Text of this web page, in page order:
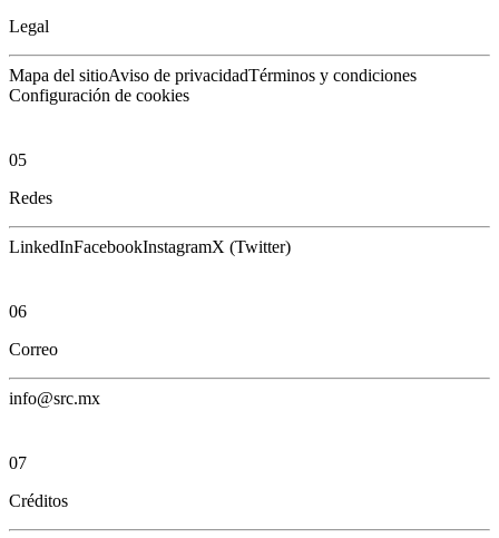
Legal
Mapa del sitioAviso de privacidadTérminos y condiciones
Configuración de cookies
05
Redes
LinkedInFacebookInstagramX (Twitter)
06
Correo
info@src.mx
07
Créditos